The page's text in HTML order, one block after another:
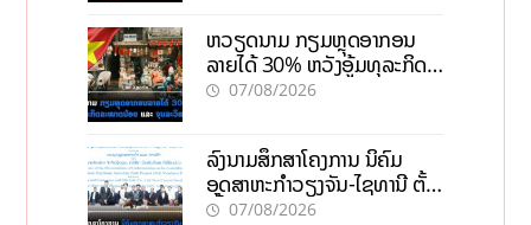
ຫວຽດນາມ ກຽມຫຼຸດອາກອນ
ລາຍໄດ້ 30% ຫວັງອູ້ມທຸລະກິດ
ຂະໜາດນ້ອຍ ແລະ ຈຸນລະ
07/08/2026
ລົງນາມສຶກສາໂຄງການ ນິຄົມ
ອຸດສາຫະກຳວຽງຈັນ-ໄຊທານີ ຕັ້ງ
ເປົ້າດຶງທຶນ 150 ລ້ານໂດລາ, ສ້າງ
07/08/2026